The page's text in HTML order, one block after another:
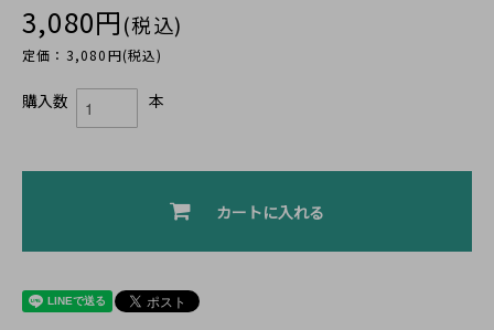
3,080円(税込)
定価：3,080円(税込)
購入数 本
カートに入れる